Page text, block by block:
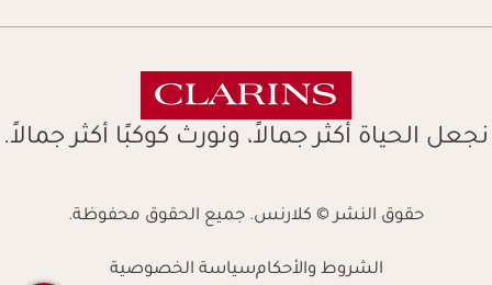
نجعل الحياة أكثر جمالاً، ونورث كوكبًا أكثر جمالاً.
حقوق النشر © كلارنس. جميع الحقوق محفوظة.
الشروط والأحكامسياسة الخصوصية